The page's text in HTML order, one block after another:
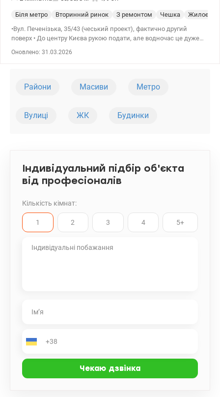
Біля метро Вторинний ринок З ремонтом Чешка
Жилое
•Вул. Печенізька, 35/43 (чеський проект), фактично другий
поверх • До центру Києва рукою подати, але водночас це дуже
приватні дитячі садки). • ТРЦ Променада Центр. • Лук'янівський
y.e Тетяна 044-235-29-93, (099)-9418275 valion.ua/924826
Оновлено: 31.03.2026
Райони Масиви Метро
Вулиці ЖК Будинки
Індивідуальний підбір об'єкта
від професіоналів
Кількість кімнат:
1 2 3 4 5+